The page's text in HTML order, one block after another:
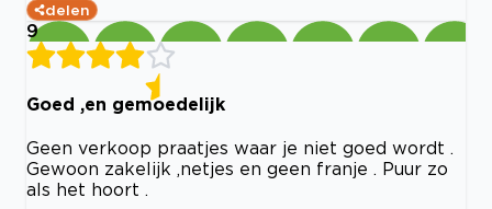
delen
9
Goed ,en gemoedelijk
Geen verkoop praatjes waar je niet goed wordt .
Gewoon zakelijk ,netjes en geen franje . Puur zo
als het hoort .